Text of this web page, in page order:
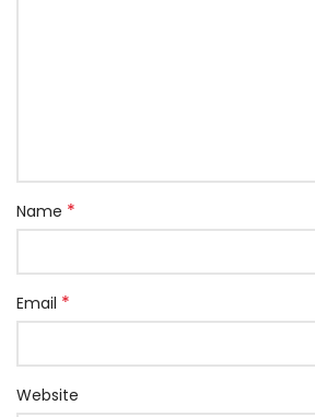
Name *
Email *
Website